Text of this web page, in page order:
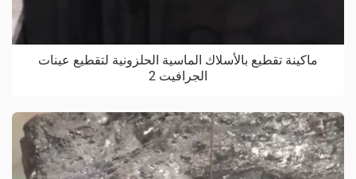
ماكينة تقطيع بالأسلاك الماسية الحلزونية لتقطيع عينات
الجرافيت 2